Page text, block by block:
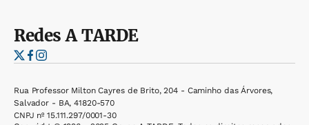
RedesA TARDE
Rua Professor Milton Cayres de Brito, 204 - Caminho das Árvores,
Salvador - BA, 41820-570
CNPJ nº 15.111.297/0001-30